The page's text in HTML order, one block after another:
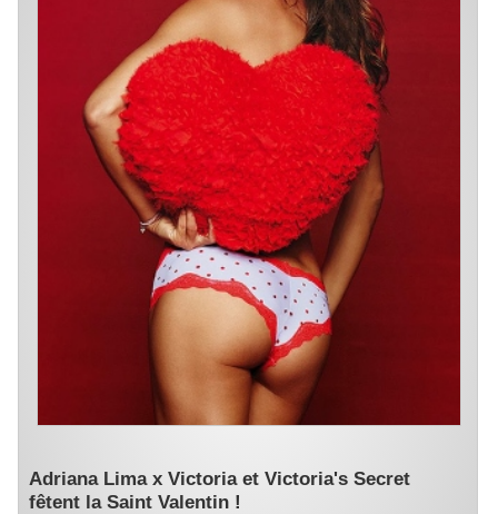
Adriana Lima x Victoria et Victoria's Secret
fêtent la Saint Valentin !